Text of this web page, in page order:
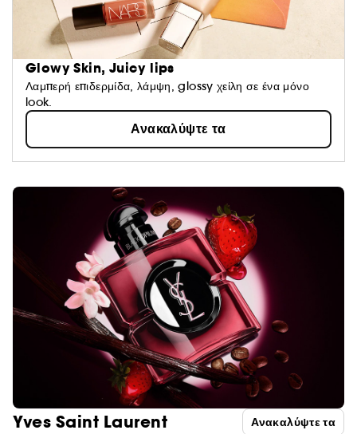
Glowy Skin, Juicy lips
Λαμπερή επιδερμίδα, λάμψη, glossy χείλη σε ένα μόνο
look.
Ανακαλύψτε τα
Yves Saint Laurent Ανακαλύψτε τα